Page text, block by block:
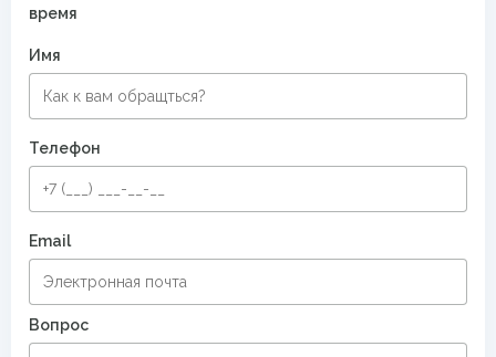
время
Имя
Телефон
Email
Вопрос